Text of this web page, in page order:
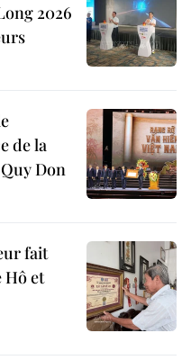
2026
de la
Don
fait
Hô et